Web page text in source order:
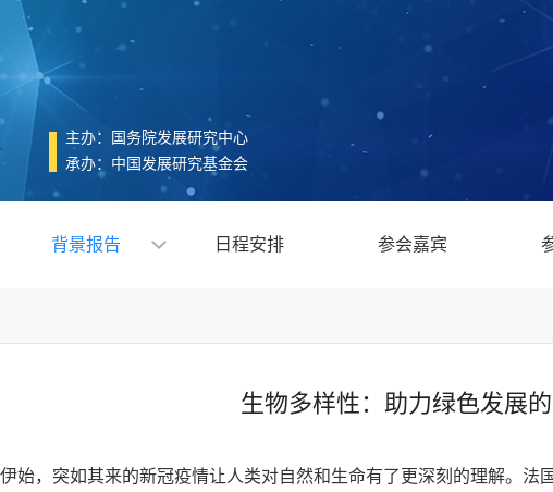
主办：国务院发展研究中心
承办：中国发展研究基金会
背景报告 日程安排 参会嘉宾
生物多样性：助力绿色发展
伊始，突如其来的新冠疫情让人类对自然和生命有了更深刻的理解。法